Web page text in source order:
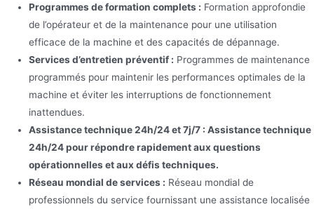
Programmes de formation complets : Formation approfondie
de l’opérateur et de la maintenance pour une utilisation
efficace de la machine et des capacités de dépannage.
Services d’entretien préventif : Programmes de maintenance
programmés pour maintenir les performances optimales de la
machine et éviter les interruptions de fonctionnement
inattendues.
Assistance technique 24h/24 et 7j/7 : Assistance technique
24h/24 pour répondre rapidement aux questions
opérationnelles et aux défis techniques.
Réseau mondial de services : Réseau mondial de
professionnels du service fournissant une assistance localisée